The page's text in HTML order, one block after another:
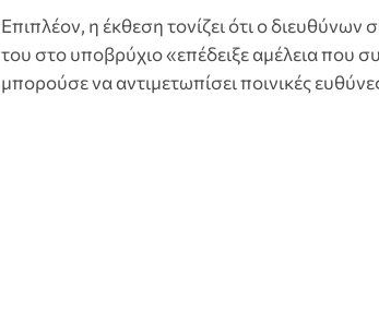
Επιπλέον, η έκθεση τονίζει ότι ο
του στο υποβρύχιο «επέδειξε αμέλεια που
μπορούσε να αντιμετωπίσει ποινικές